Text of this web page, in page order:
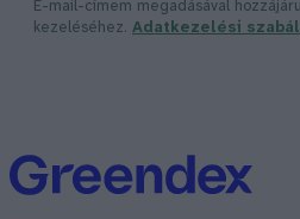
E-mail-címem megadásával
kezeléséhez. Adatkezelési